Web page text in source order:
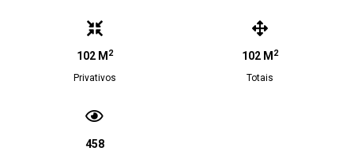
102 M 2
Privativos
102 M 2
Totais
458